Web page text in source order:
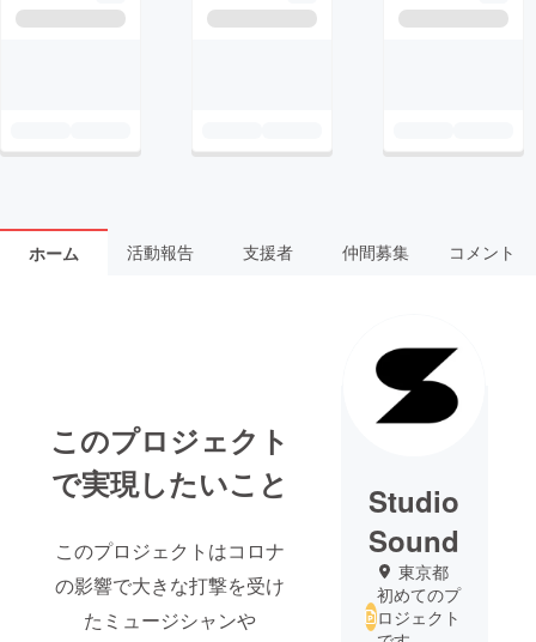
ホーム 活動報告 支援者 仲間募集 コメント
このプロジェクト
で実現したいこと
このプロジェクトはコロナ
の影響で大きな打撃を受け
たミュージシャンや
Studio
Sound
東京都
初めてのプ
ロジェクト